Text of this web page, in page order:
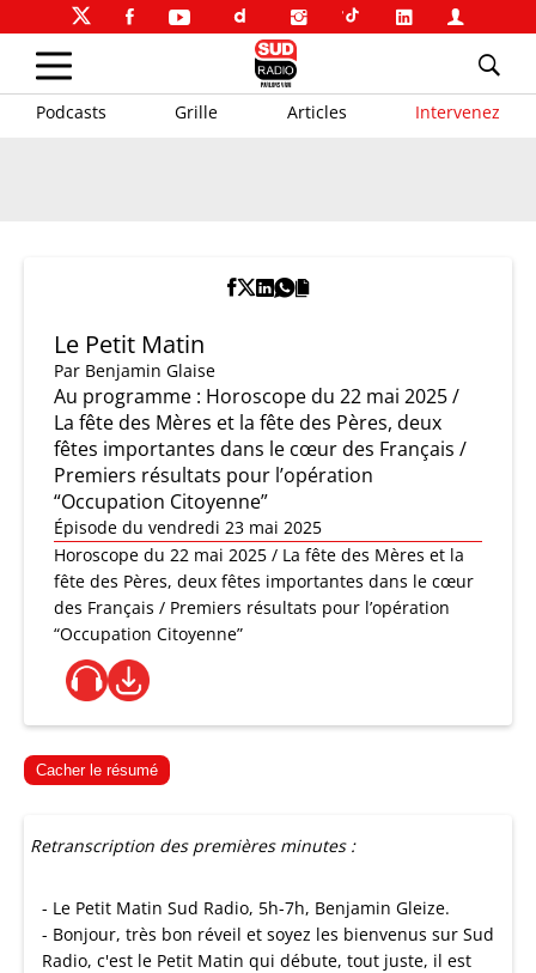
Podcasts Grille Articles Intervenez
Le Petit Matin
Par Benjamin Glaise
Au programme : Horoscope du 22 mai 2025 /
La fête des Mères et la fête des Pères, deux
fêtes importantes dans le cœur des Français /
Premiers résultats pour l’opération
“Occupation Citoyenne”
Épisode du vendredi 23 mai 2025
Horoscope du 22 mai 2025 / La fête des Mères et la
fête des Pères, deux fêtes importantes dans le cœur
des Français / Premiers résultats pour l’opération
“Occupation Citoyenne”
Cacher le résumé
Retranscription des premières minutes :
- Le Petit Matin Sud Radio, 5h-7h, Benjamin Gleize.
- Bonjour, très bon réveil et soyez les bienvenus sur Sud
Radio, c'est le Petit Matin qui débute, tout juste, il est